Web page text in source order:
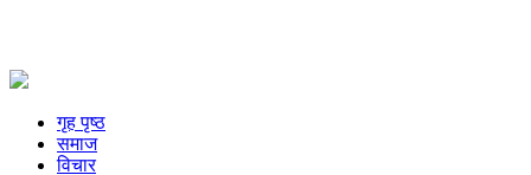
गृह पृष्ठ
समाज
विचार